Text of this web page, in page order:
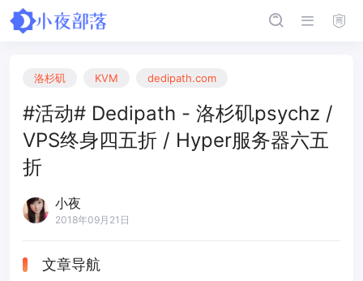
洛杉矶 KVM dedipath.com
#活动# Dedipath - 洛杉矶psychz /
VPS终身四五折 / Hyper服务器六五
折
小夜
2018年09月21日
文章导航